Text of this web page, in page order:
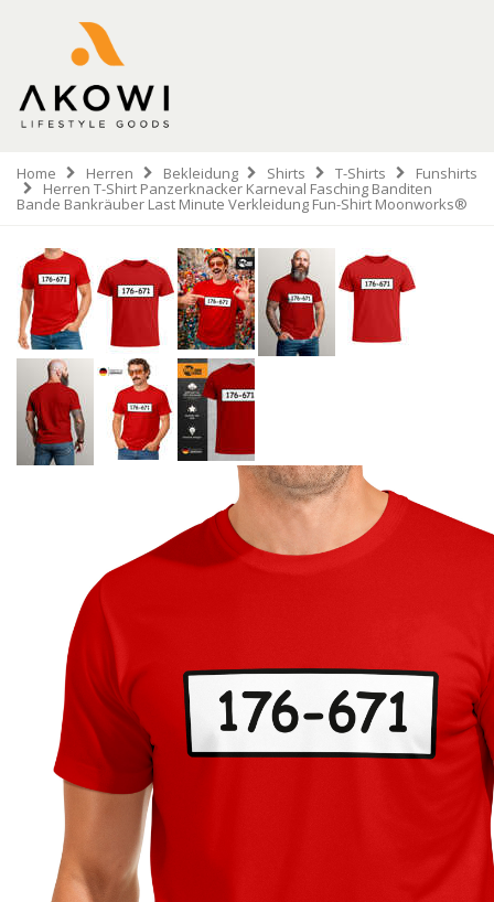
Home Herren Bekleidung Shirts T-Shirts Funshirts
Herren T-Shirt Panzerknacker Karneval Fasching Banditen
Bande Bankräuber Last Minute Verkleidung Fun-Shirt Moonworks®